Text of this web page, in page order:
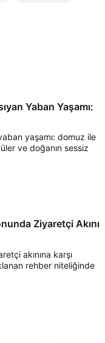
Yaban Yaşamı:
yaşamı: domuz ile
ve doğanın sessiz
Ziyaretçi Akını
akınına karşı
rehber niteliğinde